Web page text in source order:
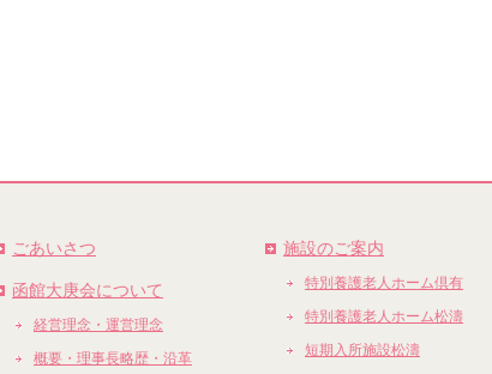
ごあいさつ
函館大庚会について
経営理念・運営理念
概要・理事長略歴・沿革
施設のご案内
特別養護老人ホーム倶有
特別養護老人ホーム松濤
短期入所施設松濤